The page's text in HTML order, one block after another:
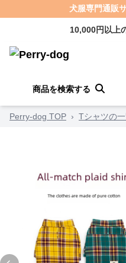
犬服専門通販
10,000円以上
商品を検索する
Perry-dog TOP › Tシャツの